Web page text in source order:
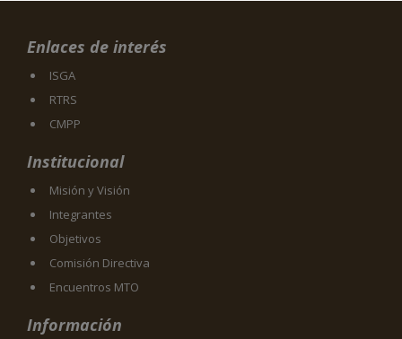
Enlaces de interés
ISGA
RTRS
CMPP
Institucional
Misión y Visión
Integrantes
Objetivos
Comisión Directiva
Encuentros MTO
Información